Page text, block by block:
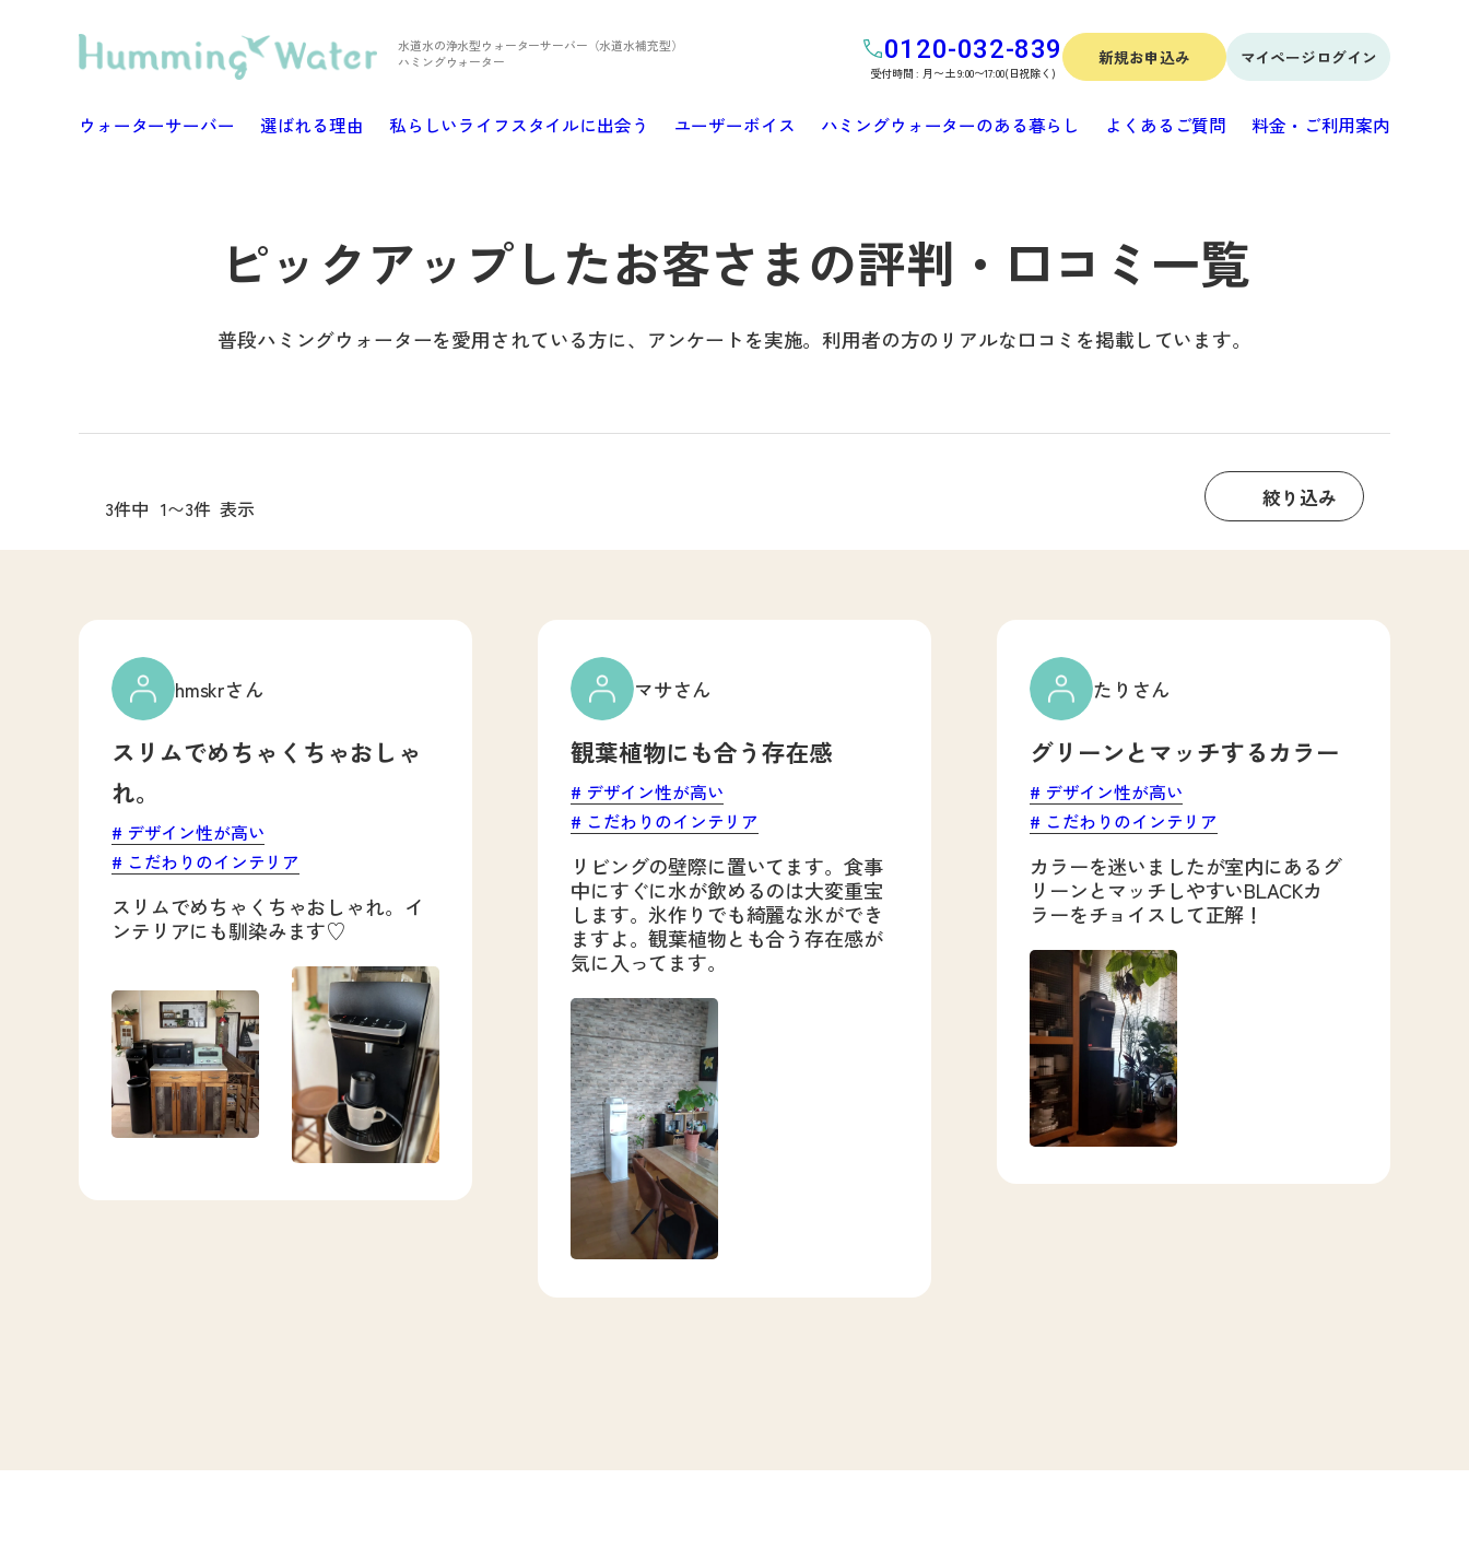
水道水の浄水型ウォーターサーバー（水道水補充型）
ハミングウォーター
0120-032-839
受付時間 : 月〜土 9:00〜17:00(日祝除く)
新規お申込み マイページログイン
ウォーターサーバー 選ばれる理由 私らしいライフスタイルに出会う ユーザーボイス ハミングウォーターのある暮らし よくあるご質問 料金・ご利用案内
ピックアップしたお客さまの評判・口コミ一覧
普段ハミングウォーターを愛用されている方に、 アンケートを実施。利用者の方のリアルな口コミを掲載しています。
3件中 1〜3件 表示 絞り込み
スリムでめちゃくちゃおしゃ
れ。
デザイン性が高い
こだわりのインテリア
hmskrさん
スリムでめちゃくちゃおしゃれ。イ
ンテリアにも馴染みます♡
観葉植物にも合う存在感
デザイン性が高い
こだわりのインテリア
マサさん
リビングの壁際に置いてます。食事
中にすぐに水が飲めるのは大変重宝
します。氷作りでも綺麗な氷ができ
ますよ。観葉植物とも合う存在感が
気に入ってます。
グリーンとマッチするカラー
デザイン性が高い
こだわりのインテリア
たりさん
カラーを迷いましたが室内にあるグ
リーンとマッチしやすいBLACKカ
ラーをチョイスして正解！